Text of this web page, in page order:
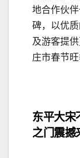
地合作伙
碑，以优
及游客提
庄市春节
文
章
东平大宋
之门震撼